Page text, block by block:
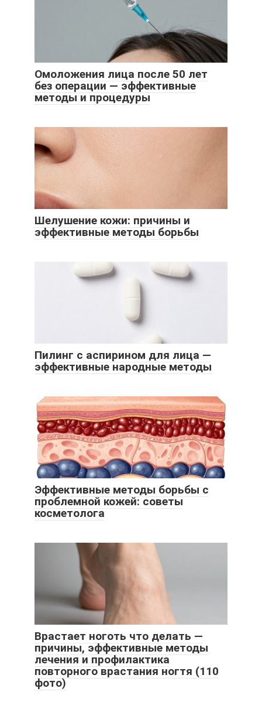
Омоложения лица после 50 лет
без операции — эффективные
методы и процедуры
Шелушение кожи: причины и
эффективные методы борьбы
Пилинг с аспирином для лица —
эффективные народные методы
Эффективные методы борьбы с
проблемной кожей: советы
косметолога
Врастает ноготь что делать —
причины, эффективные методы
лечения и профилактика
повторного врастания ногтя (110
фото)